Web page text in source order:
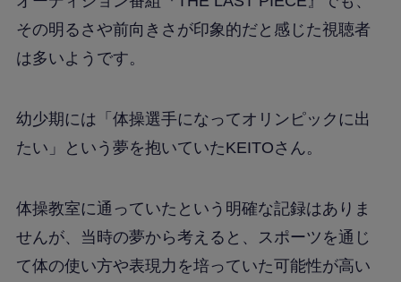
その明るさや前向きさが印象的だと感じた視聴者
は多いようです。
幼少期には「体操選手になってオリンピックに出
たい」という夢を抱いていたKEITOさん。
体操教室に通っていたという明確な記録はありま
せんが、当時の夢から考えると、スポーツを通じ
て体の使い方や表現力を培っていた可能性が高い